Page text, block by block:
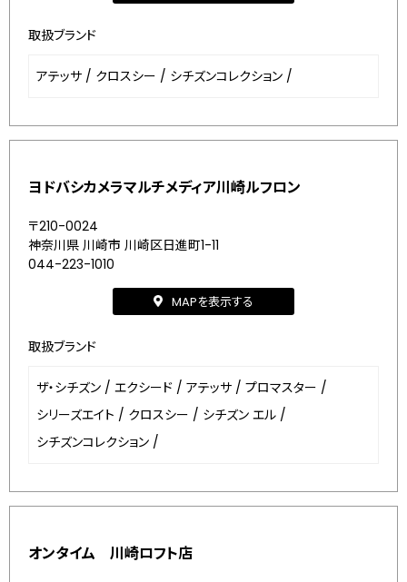
取扱ブランド
アテッサ / クロスシー / シチズンコレクション /
ヨドバシカメラマルチメディア川崎ルフロン
〒210-0024
神奈川県 川崎市 川崎区日進町1-11
044-223-1010
MAPを表示する
取扱ブランド
ザ・シチズン / エクシード / アテッサ / プロマスター /
シリーズエイト / クロスシー / シチズン エル /
シチズンコレクション /
オンタイム 川崎ロフト店